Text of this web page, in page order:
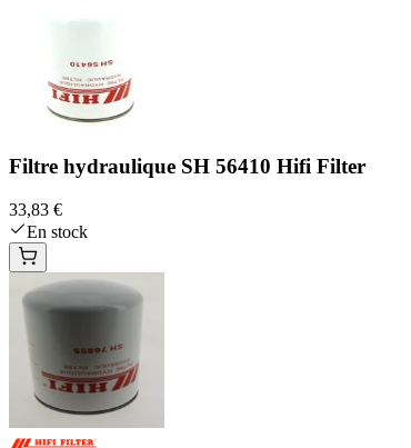
Filtre hydraulique SH 56410 Hifi Filter
33,83 €
En stock